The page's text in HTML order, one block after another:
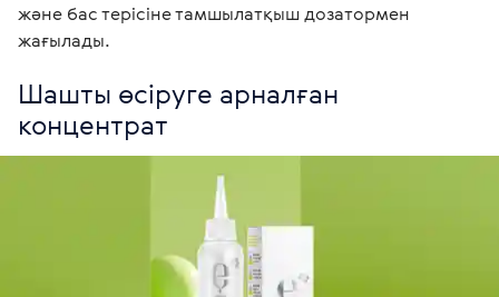
және бас терісіне тамшылатқыш дозатормен
жағылады.
Шашты өсіруге арналған
концентрат